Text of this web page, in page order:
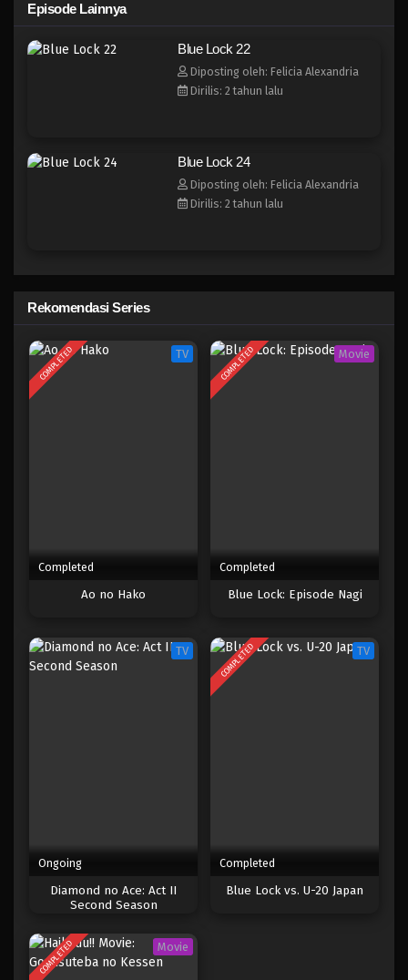
Blue Lock 18
Eps 18 - Februari 3, 2025
Blue Lock 17
Blue Lock 16
Eps 16 - Februari 3, 2025
Eps 14 - Februari 3, 2025
Episode Lainnya
Blue Lock 22
Diposting oleh: Felicia Alexandria
Dirilis: 2 tahun lalu
Blue Lock 24
Diposting oleh: Felicia Alexandria
Dirilis: 2 tahun lalu
Rekomendasi Series
COMPLETED TV
Completed
Ao no Hako
COMPLETED Movie
Completed
Blue Lock: Episode Nagi
TV
Ongoing
Diamond no Ace: Act II
Second Season
COMPLETED TV
Completed
Blue Lock vs. U-20 Japan
COMPLETED Movie